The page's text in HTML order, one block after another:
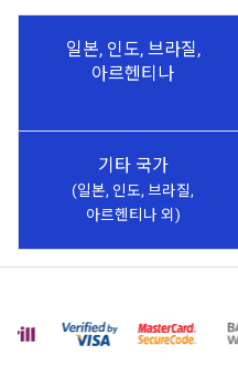
일본, 인도, 브라질,
아르헨티나
기타 국가
(일본, 인도, 브라질,
아르헨티나 외)